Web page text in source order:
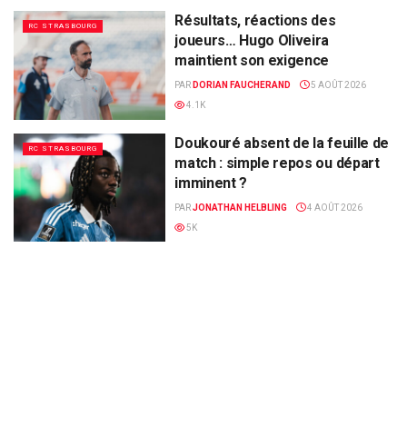
RC STRASBOURG
Résultats, réactions des
joueurs… Hugo Oliveira
maintient son exigence
PAR DORIAN FAUCHERAND
5 AOÛT 2026
4.1K
RC STRASBOURG
Doukouré absent de la feuille de
match : simple repos ou départ
imminent ?
PARJONATHAN HELBLING
4 AOÛT 2026
5K